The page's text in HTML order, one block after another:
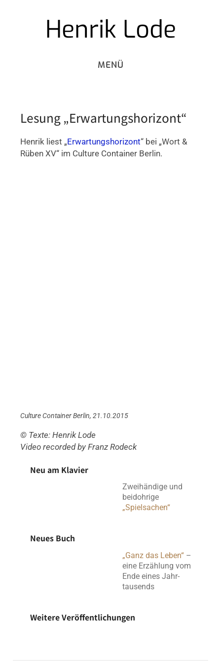
Henrik Lode
Lesung „Erwartungshorizont“
Henrik liest „Erwartungshorizont“ bei „Wort &
Rüben XV“ im Culture Container Berlin.
Culture Container Berlin, 21.10.2015
© Texte: Henrik Lode
Video recorded by Franz Rodeck
Neu am Klavier
Zwei­hän­dige und
beid­oh­rige
„Spielsachen“
Neues Buch
„Ganz das Leben“–
eine Erzählung vom
Ende eines Jahr­
tausends
Weitere Veröffentlichungen